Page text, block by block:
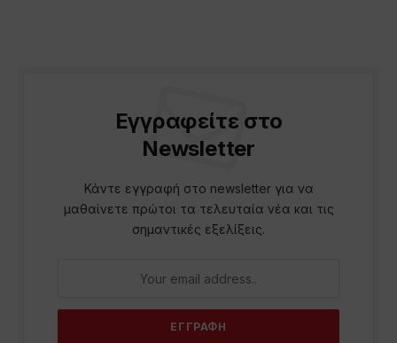
Εγγραφείτε στο
Newsletter
Κάντε εγγραφή στο newsletter για να
μαθαίνετε πρώτοι τα τελευταία νέα και τις
σημαντικές εξελίξεις.